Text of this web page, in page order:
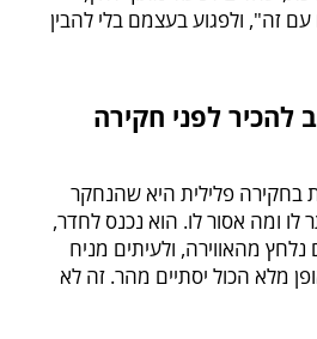
עם זה", ולפגוע בעצמם בלי להבין
להכיר לפני חקירה
בחקירה פלילית היא שהנחקר
לו ומה אסור לו. הוא נכנס לחדר,
מהאווירה, ולעיתים מניח
מלא הכול יסתיים מהר. זה לא